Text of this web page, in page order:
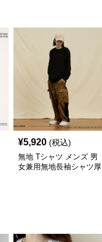
¥5,920 (税込)
無地 Tシャツ メンズ 男
女兼用無地長袖シャツ厚